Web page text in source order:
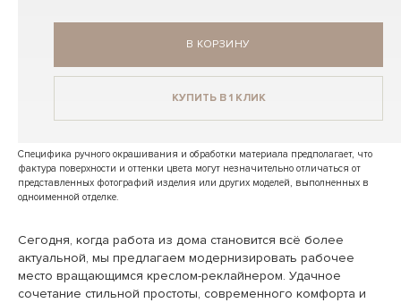
В КОРЗИНУ
КУПИТЬ В 1 КЛИК
Специфика ручного окрашивания и обработки материала предполагает, что
фактура поверхности и оттенки цвета могут незначительно отличаться от
представленных фотографий изделия или других моделей, выполненных в
одноименной отделке.
Сегодня, когда работа из дома становится всё более
актуальной, мы предлагаем модернизировать рабочее
место вращающимся креслом-реклайнером. Удачное
сочетание стильной простоты, современного комфорта и